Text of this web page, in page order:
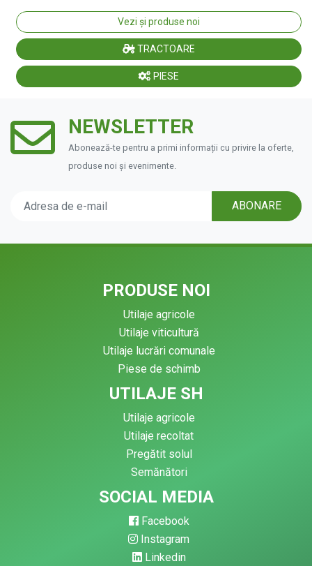
Vezi și produse noi
TRACTOARE
PIESE
NEWSLETTER
Abonează-te pentru a primi informații cu privire la oferte,
produse noi și evenimente.
ABONARE
PRODUSE NOI
Utilaje agricole
Utilaje viticultură
Utilaje lucrări comunale
Piese de schimb
UTILAJE SH
Utilaje agricole
Utilaje recoltat
Pregătit solul
Semănători
SOCIAL MEDIA
Facebook
Instagram
Linkedin